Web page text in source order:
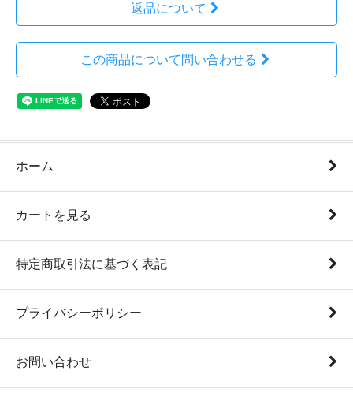
返品について
この商品について問い合わせる
ホーム
カートを見る
特定商取引法に基づく表記
プライバシーポリシー
お問い合わせ